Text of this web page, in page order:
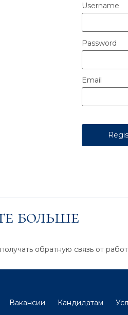
Username
Password
Email
больше
обратную связь от
Вакансии Кандидатам